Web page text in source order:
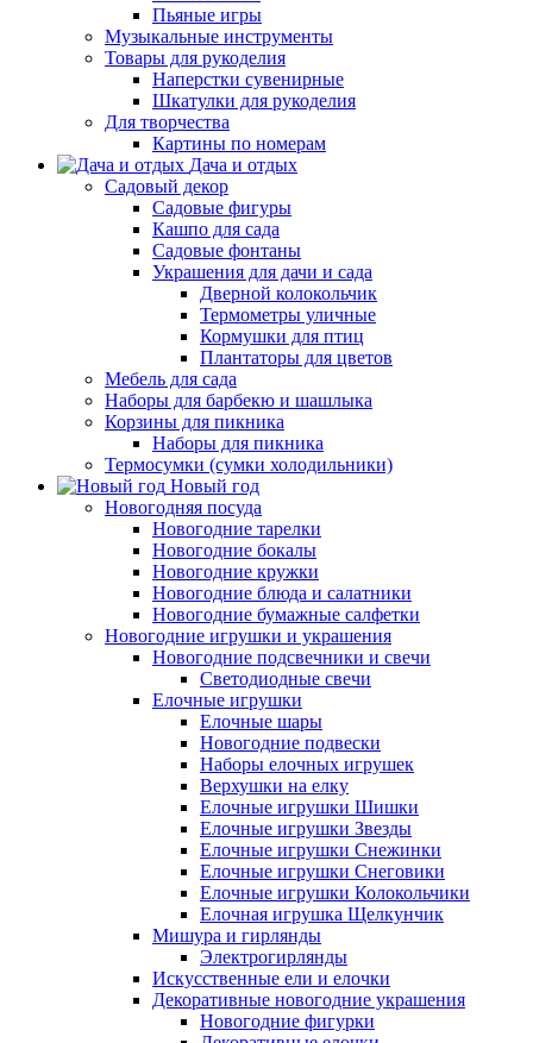
Пьяные игры
Музыкальные инструменты
Товары для рукоделия
Наперстки сувенирные
Шкатулки для рукоделия
Для творчества
Картины по номерам
Дача и отдых
Садовый декор
Садовые фигуры
Кашпо для сада
Садовые фонтаны
Украшения для дачи и сада
Дверной колокольчик
Термометры уличные
Кормушки для птиц
Плантаторы для цветов
Мебель для сада
Наборы для барбекю и шашлыка
Корзины для пикника
Наборы для пикника
Термосумки (сумки холодильники)
Новый год
Новогодняя посуда
Новогодние тарелки
Новогодние бокалы
Новогодние кружки
Новогодние блюда и салатники
Новогодние бумажные салфетки
Новогодние игрушки и украшения
Новогодние подсвечники и свечи
Светодиодные свечи
Елочные игрушки
Елочные шары
Новогодние подвески
Наборы елочных игрушек
Верхушки на елку
Елочные игрушки Шишки
Елочные игрушки Звезды
Елочные игрушки Снежинки
Елочные игрушки Снеговики
Елочные игрушки Колокольчики
Елочная игрушка Щелкунчик
Мишура и гирлянды
Электрогирлянды
Искусственные ели и елочки
Декоративные новогодние украшения
Новогодние фигурки